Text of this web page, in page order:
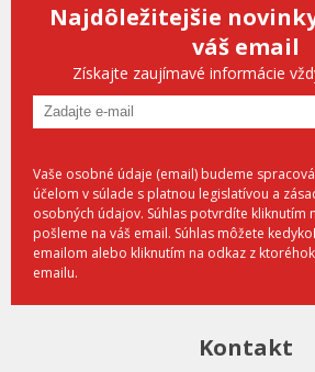
Najdôležitejšie
váš email
Získajte zaujímavé informácie
Vaše osobné údaje (email) budeme
účelom v súlade s platnou legislatívou a
osobných údajov. Súhlas potvrdíte kliknutím
pošleme na váš email. Súhlas môžete
emailom alebo kliknutím na odkaz z
emailu.
Kontakt